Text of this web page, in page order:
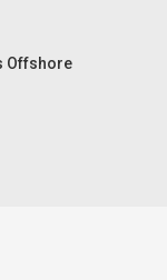
Offshore